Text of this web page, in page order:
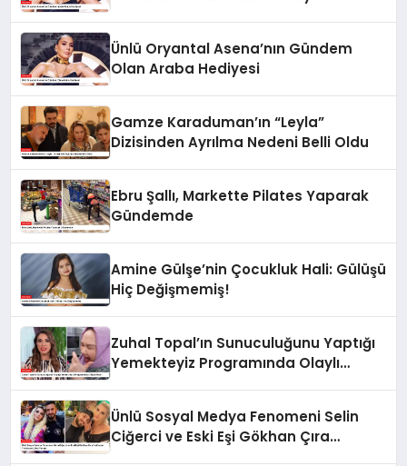
Ünlü Oryantal Asena’nın Gündem
Olan Araba Hediyesi
Gamze Karaduman’ın “Leyla”
Dizisinden Ayrılma Nedeni Belli Oldu
Ebru Şallı, Markette Pilates Yaparak
Gündemde
Amine Gülşe’nin Çocukluk Hali: Gülüşü
Hiç Değişmemiş!
Zuhal Topal’ın Sunuculuğunu Yaptığı
Yemekteyiz Programında Olaylı
Ünlü Sosyal Medya Fenomeni Selin
Ciğerci ve Eski Eşi Gökhan Çıra